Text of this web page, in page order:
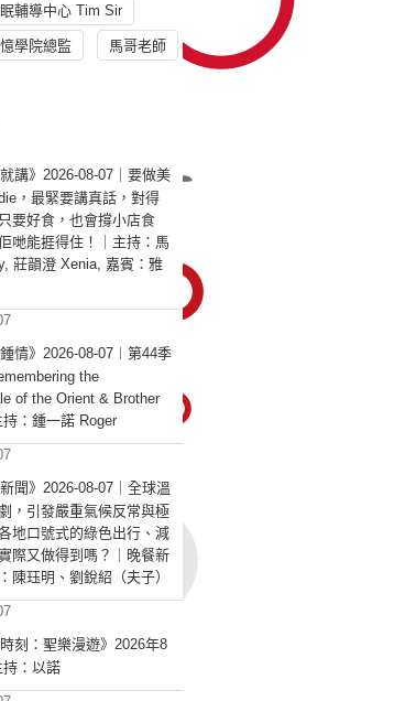
輔導中心 Tim Sir
學院總監 馬哥老師
就講》2026-08-07｜要做美
，最緊要講真話，對得
要好食，也會撐小店食
哋能捱得住！｜主持：馬
莊韻澄 Xenia, 嘉賓：雅
鍾情》2026-08-07︱第44季
the
of the Orient & Brother
持：鍾一諾 Roger
新聞》2026-08-07｜全球溫
，引發嚴重氣候反常與極
地口號式的綠色出行、減
際又做得到嗎？｜晚餐新
陳珏明、劉銳紹（夫子）
時刻：聖樂漫遊》2026年8
持：以諾